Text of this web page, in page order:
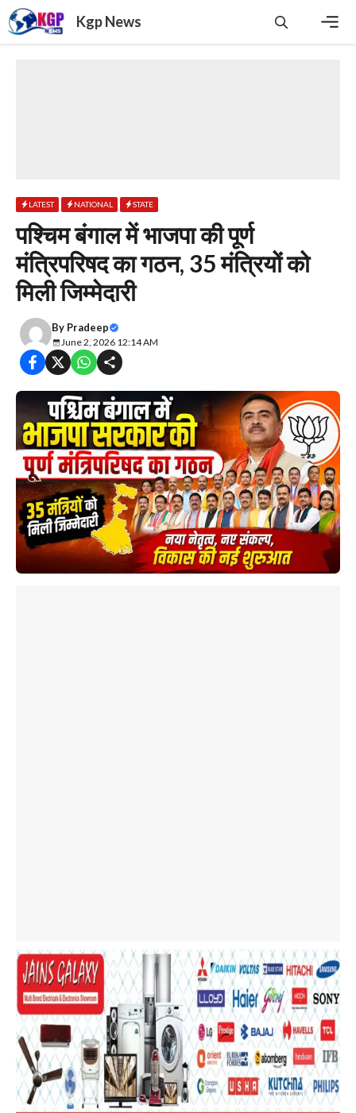
Skip
to
content
Kgp News
LATEST NATIONAL STATE
पश्चिम बंगाल में भाजपा की पूर्ण
मंत्रिपरिषद का गठन, 35 मंत्रियों को
मिली जिम्मेदारी
By Pradeep
June 2, 2026 12:14 AM